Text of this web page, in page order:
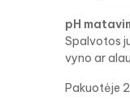
pH
Spalvotos
vyno ar
Pakuotėje